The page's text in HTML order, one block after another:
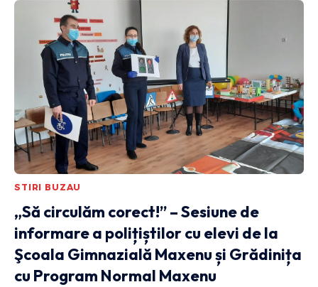
STIRI BUZAU
„Să circulăm corect!” – Sesiune de
informare a polițiștilor cu elevi de la
Şcoala Gimnazială Maxenu și Grădinița
cu Program Normal Maxenu